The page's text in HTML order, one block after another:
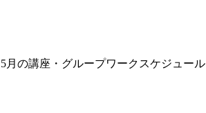
5月の講座・グループワークスケジュール